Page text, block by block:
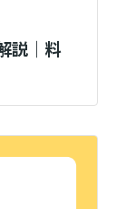
説｜料